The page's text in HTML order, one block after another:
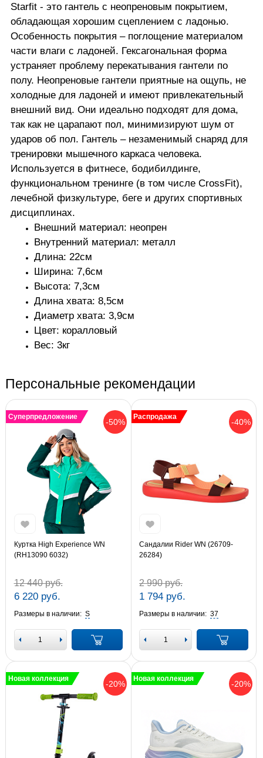
Starfit - это гантель с неопреновым покрытием,
обладающая хорошим сцеплением с ладонью.
Особенность покрытия – поглощение материалом
части влаги с ладоней. Гексагональная форма
устраняет проблему перекатывания гантели по
полу. Неопреновые гантели приятные на ощупь, не
холодные для ладоней и имеют привлекательный
внешний вид. Они идеально подходят для дома,
так как не царапают пол, минимизируют шум от
ударов об пол. Гантель – незаменимый снаряд для
тренировки мышечного каркаса человека.
Используется в фитнесе, бодибилдинге,
функциональном тренинге (в том числе CrossFit),
лечебной физкультуре, беге и других спортивных
дисциплинах.
Внешний материал: неопрен
Внутренний материал: металл
Длина: 22см
Ширина: 7,6см
Высота: 7,3см
Длина хвата: 8,5см
Диаметр хвата: 3,9см
Цвет: коралловый
Вес: 3кг
Персональные рекомендации
-50%
Суперпредложение
Куртка High Experience WN
(RH13090 6032)
12 440 руб.
6 220 руб.
Размеры в наличии: S
-40%
Распродажа
Сандалии Rider WN (26709-
26284)
2 990 руб.
1 794 руб.
Размеры в наличии: 37
-20%
Новая коллекция
-20%
Новая коллекция